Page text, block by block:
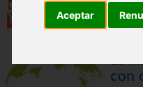
Aceptar